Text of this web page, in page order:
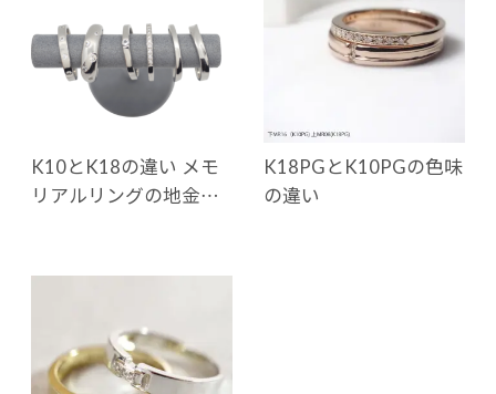
K10とK18の違い メモ
リアルリングの地金…
K18PGとK10PGの色味
の違い